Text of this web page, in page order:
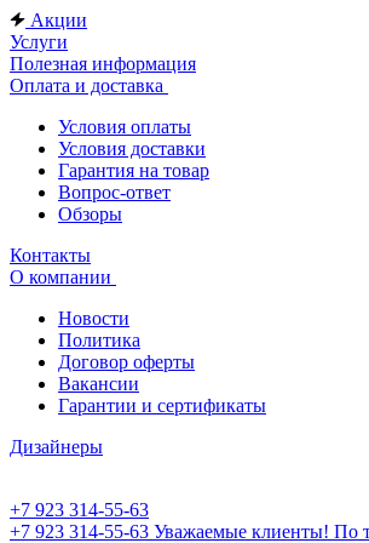
Акции
Услуги
Полезная информация
Оплата и доставка
Условия оплаты
Условия доставки
Гарантия на товар
Вопрос-ответ
Обзоры
Контакты
О компании
Новости
Политика
Договор оферты
Вакансии
Гарантии и сертификаты
Дизайнеры
+7 923 314-55-63
+7 923 314-55-63 Уважаемые клиенты! По